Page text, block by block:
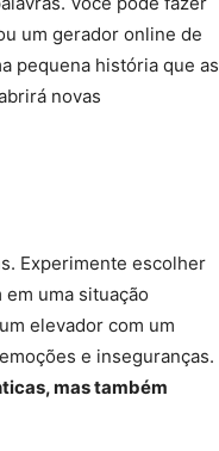
um gerador online de
pequena história que as
novas
Experimente escolher
uma situação
elevador com um
e inseguranças.
mas também